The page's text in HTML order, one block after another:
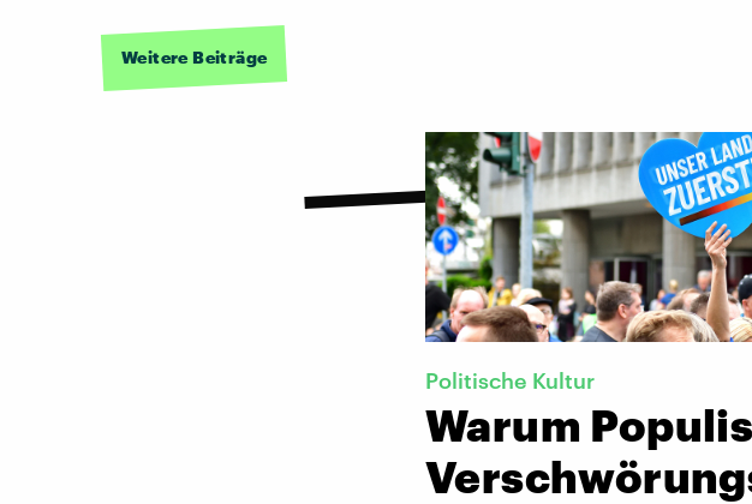
Weitere Beiträge
Politische Kultur
Warum